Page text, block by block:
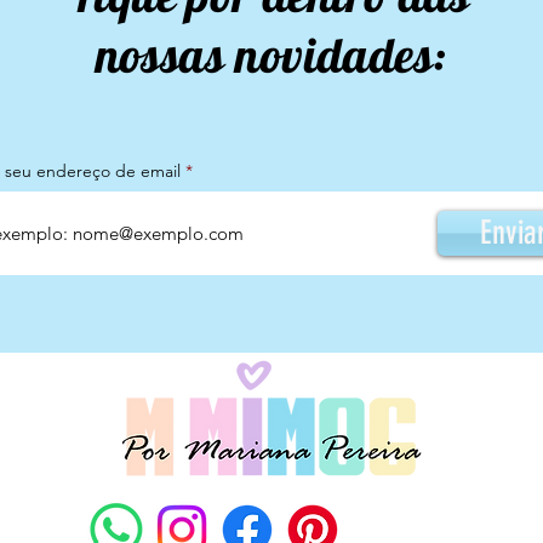
nossas novidades:
seu endereço de email